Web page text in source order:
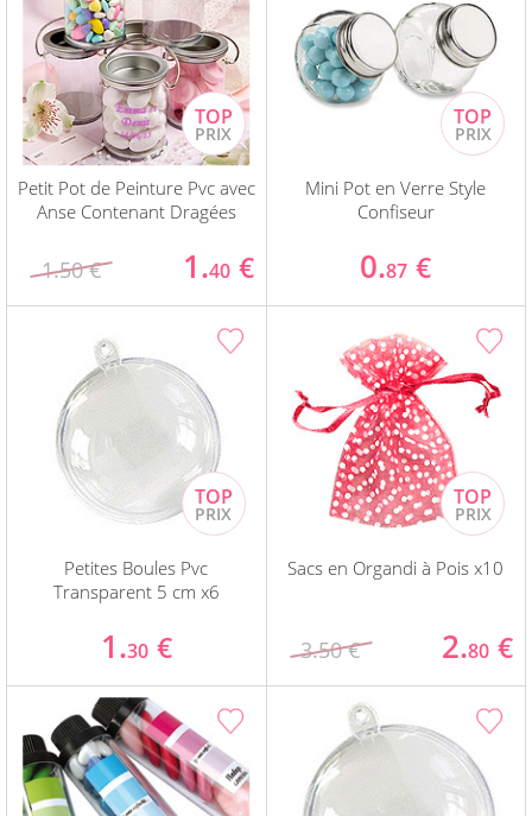
Petit Pot de Peinture Pvc avec
Anse Contenant Dragées
1.50 € 1.40 €
Mini Pot en Verre Style
Confiseur
0.87 €
Petites Boules Pvc
Transparent 5 cm x6
1.30 €
Sacs en Organdi à Pois x10
3.50 € 2.80 €